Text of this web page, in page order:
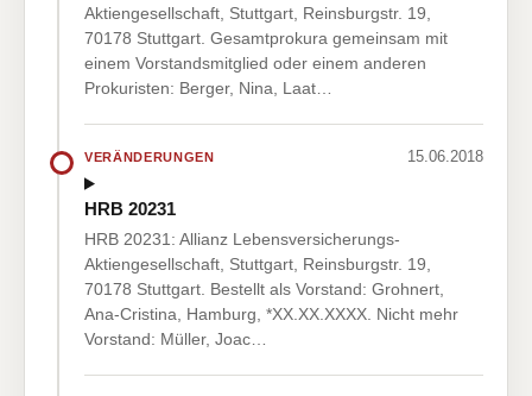
Aktiengesellschaft, Stuttgart, Reinsburgstr. 19,
70178 Stuttgart. Gesamtprokura gemeinsam mit
einem Vorstandsmitglied oder einem anderen
Prokuristen: Berger, Nina, Laat…
VERÄNDERUNGEN 15.06.2018
HRB 20231
HRB 20231: Allianz Lebensversicherungs-
Aktiengesellschaft, Stuttgart, Reinsburgstr. 19,
70178 Stuttgart. Bestellt als Vorstand: Grohnert,
Ana-Cristina, Hamburg, *XX.XX.XXXX. Nicht mehr
Vorstand: Müller, Joac…